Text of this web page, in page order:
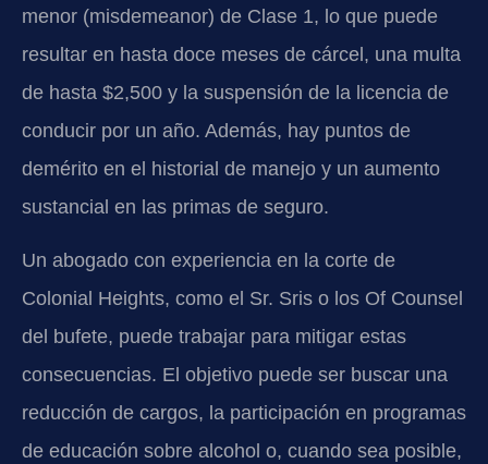
menor (misdemeanor) de Clase 1, lo que puede
resultar en hasta doce meses de cárcel, una multa
de hasta $2,500 y la suspensión de la licencia de
conducir por un año. Además, hay puntos de
demérito en el historial de manejo y un aumento
sustancial en las primas de seguro.
Un abogado con experiencia en la corte de
Colonial Heights, como el Sr. Sris o los Of Counsel
del bufete, puede trabajar para mitigar estas
consecuencias. El objetivo puede ser buscar una
reducción de cargos, la participación en programas
de educación sobre alcohol o, cuando sea posible,